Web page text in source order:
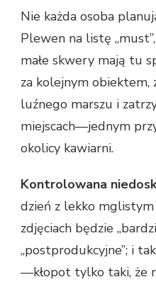
Nie każda osoba
Plewen na listę
małe skwery mają tu
za kolejnym
luźnego marszu i
miejscach—jednym
okolicy kawiarni.
Kontrolowana
dzień z lekko
zdjęciach będzie
„postprodukcyjne”; i
—kłopot tylko taki, że